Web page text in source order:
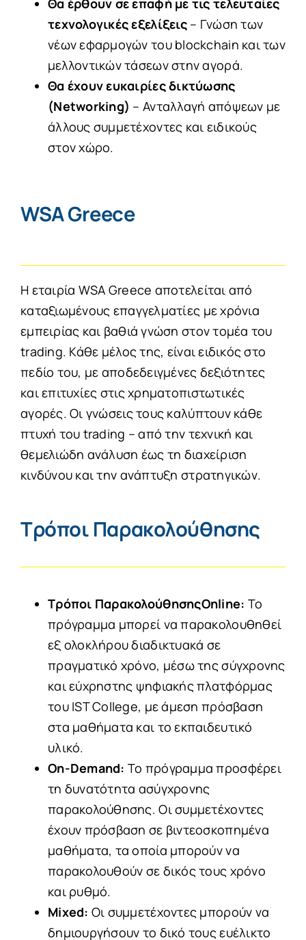
Θα έρθουν σε επαφή με τις τελευταίες
τεχνολογικές εξελίξεις– Γνώση των
νέων εφαρμογών του blockchain και των
μελλοντικών τάσεων στην αγορά.
Θα έχουν ευκαιρίες δικτύωσης
(Networking) – Ανταλλαγή απόψεων με
άλλους συμμετέχοντες και ειδικούς
στον χώρο.
WSA Greece
Η εταιρία WSΑ Greece αποτελείται από
καταξιωμένους επαγγελματίες με χρόνια
εμπειρίας και βαθιά γνώση στον τομέα του
trading. Κάθε μέλος της, είναι ειδικός στο
πεδίο του, με αποδεδειγμένες δεξιότητες
και επιτυχίες στις χρηματοπιστωτικές
αγορές. Οι γνώσεις τους καλύπτουν κάθε
πτυχή του trading – από την τεχνική και
θεμελιώδη ανάλυση έως τη διαχείριση
κινδύνου και την ανάπτυξη στρατηγικών.
Τρόποι Παρακολούθησης
Τρόποι ΠαρακολούθησηςOnline: Το
πρόγραμμα μπορεί να παρακολουθηθεί
εξ ολοκλήρου διαδικτυακά σε
πραγματικό χρόνο, μέσω της σύγχρονης
και εύχρηστης ψηφιακής πλατφόρμας
του IST College, με άμεση πρόσβαση
στα μαθήματα και το εκπαιδευτικό
υλικό.
On-Demand: Το πρόγραμμα προσφέρει
τη δυνατότητα ασύγχρονης
παρακολούθησης. Οι συμμετέχοντες
έχουν πρόσβαση σε βιντεοσκοπημένα
μαθήματα, τα οποία μπορούν να
παρακολουθούν σε δικός τους χρόνο
και ρυθμό.
Mixed: Οι συμμετέχοντες μπορούν να
δημιουργήσουν το δικό τους ευέλικτο